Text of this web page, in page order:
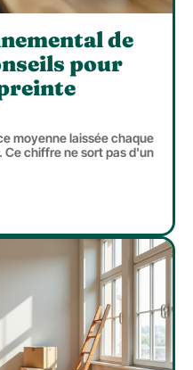
de
pour
moyenne laissée chaque
Ce chiffre ne sort pas d'un